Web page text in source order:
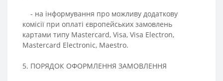
- на інформування про можливу додаткову
комісії при оплаті європейських замовлень
картами типу Mastercard, Visa, Visa Electron,
Mastercard Electronic, Maestro.
5. ПОРЯДОК ОФОРМЛЕННЯ ЗАМОВЛЕННЯ